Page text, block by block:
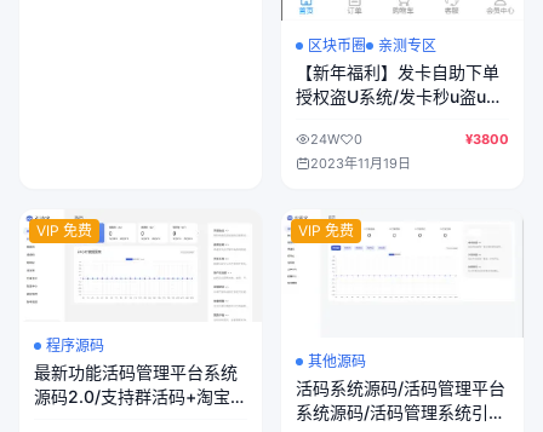
区块币圈 亲测专区
【新年福利】发卡自助下单
授权盗U系统/发卡秒u盗u系
多签授权
24W 0
¥3800
2023年11月19日
VIP 免费
程序源码
最新功能活码管理平台系统
源码2.0/支持群活码+淘宝客
VIP 免费
其他源码
活码系统源码/活码管理平台
系统源码/活码管理系统引流